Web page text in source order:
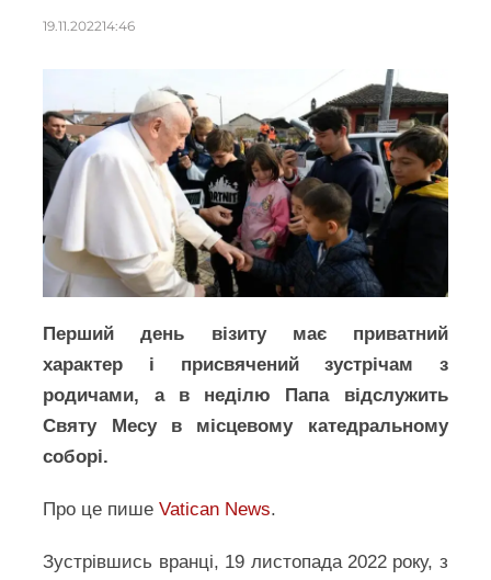
19.11.202214:46
Перший день візиту має приватний
характер і присвячений зустрічам з
родичами, а в неділю Папа відслужить
Святу Месу в місцевому катедральному
соборі.
Про це пишеVatican News.
Зустрівшись вранці, 19 листопада 2022 року, з